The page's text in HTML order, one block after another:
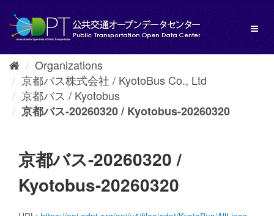
content
Organizations
京都バス株式会社 / KyotoBus Co., Ltd
京都バス / Kyotobus
京都バス-20260320 / Kyotobus-20260320
京都バス-20260320 /
Kyotobus-20260320